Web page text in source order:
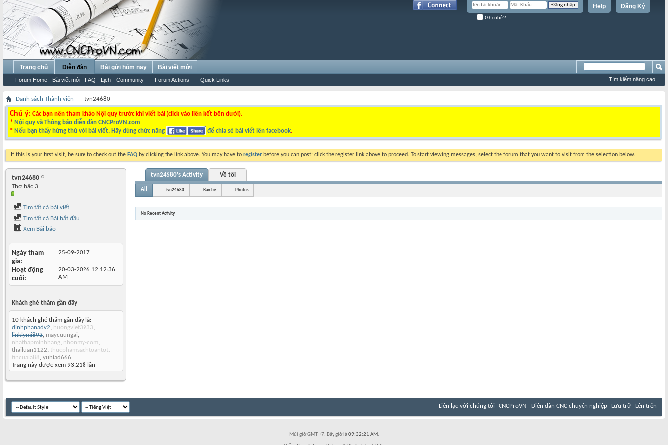
Đăng Ký
Help
Ghi nhớ?
Trang chủ Diễn đàn
Forum Home Bài viết mới FAQ Lịch Community Forum Actions Quick Links
Bài gửi hôm nay Bài viết mới
Tìm kiếm nâng cao
Danh sách Thành viên tvn24680
Chú ý: Các bạn nên tham khảo Nội quy trước khi viết bài (click vào liên kết bên dưới).
* Nội quy và Thông báo diễn đàn CNCProVN.com
* Nếu bạn thấy hứng thú với bài viết. Hãy dùng chức năng để chia sẻ bài viết lên facebook.
If this is your first visit, be sure to check out the FAQ by clicking the link above. You may have to register before you can post: click the register link above to proceed. To start viewing messages, select the forum that you want to visit from the selection below.
tvn24680
Thợ bậc 3
Tìm tất cả bài viết
Tìm tất cả Bài bắt đầu
Xem Bài báo
Ngày tham
gia
25-09-2017
Hoạt động
cuối
20-03-2026 12:12:36
AM
Khách ghé thăm gần đây
10 khách ghé thăm gần đây là:
dinhphanadv2, huongviet3933,
linklymi893, maycuungai,
nhathapminhhang, nhonmy-com,
thailuan1122, thucphamsachtoantot,
tincuala88, yuhiad666
Trang này được xem 93,218 lần
tvn24680's Activity Về tôi
All tvn24680 Bạn bè Photos
No Recent Activity
Liên lạc với chúng tôi CNCProVN - Diễn đàn CNC chuyên nghiệp Lưu trữ Lên trên
Múi giờ GMT +7. Bây giờ là09:32:21 AM.